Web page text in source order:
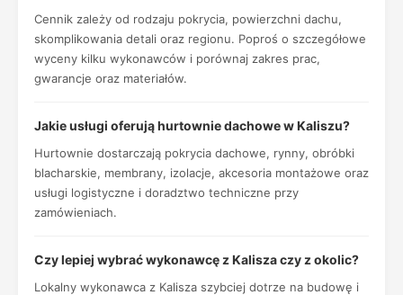
Cennik zależy od rodzaju pokrycia, powierzchni dachu,
skomplikowania detali oraz regionu. Poproś o szczegółowe
wyceny kilku wykonawców i porównaj zakres prac,
gwarancje oraz materiałów.
Jakie usługi oferują hurtownie dachowe w Kaliszu?
Hurtownie dostarczają pokrycia dachowe, rynny, obróbki
blacharskie, membrany, izolacje, akcesoria montażowe oraz
usługi logistyczne i doradztwo techniczne przy
zamówieniach.
Czy lepiej wybrać wykonawcę z Kalisza czy z okolic?
Lokalny wykonawca z Kalisza szybciej dotrze na budowę i